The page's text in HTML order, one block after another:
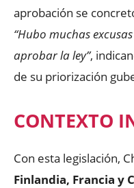
aprobación se
“Hubo muchas
aprobar la ley”,
de su priorización
CONTEXTO
Con esta legislación,
Finlandia, Francia y